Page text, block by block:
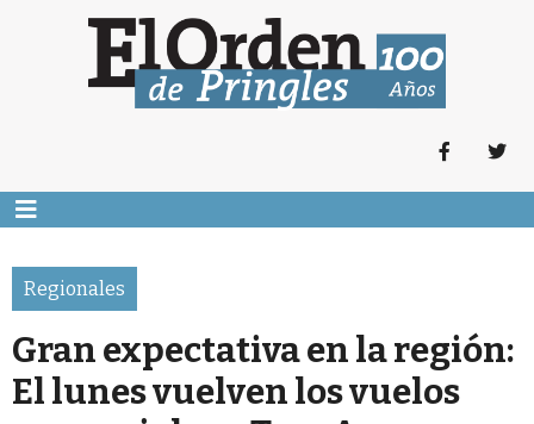
Regionales
Gran expectativa en la región:
El lunes vuelven los vuelos